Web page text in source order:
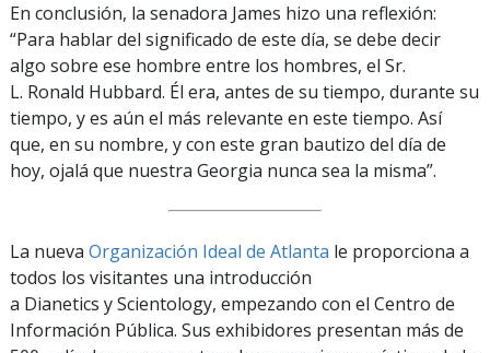
En conclusión, la senadora James hizo una reflexión:
“Para hablar del significado de este día, se debe decir
algo sobre ese hombre entre los hombres, el Sr.
L. Ronald Hubbard. Él era, antes de su tiempo, durante su
tiempo, y es aún el más relevante en este tiempo. Así
que, en su nombre, y con este gran bautizo del día de
hoy, ojalá que nuestra Georgia nunca sea la misma”.
La nueva Organización Ideal de Atlanta le proporciona a
todos los visitantes una introducción
a Dianetics y Scientology, empezando con el Centro de
Información Pública. Sus exhibidores presentan más de